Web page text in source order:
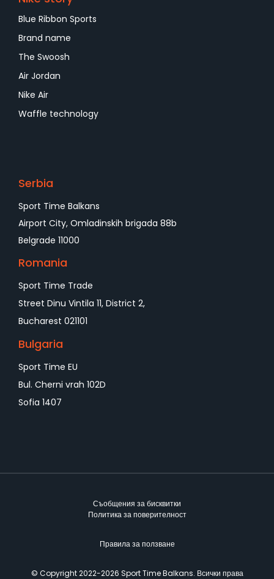
Blue Ribbon Sports
Brand name
The Swoosh
Air Jordan
Nike Air
Waffle technology
Serbia
Sport Time Balkans
Airport City, Omladinskih brigada 88b
Belgrade 11000
Romania
Sport Time Trade
Street Dinu Vintila 11, District 2,
Bucharest 021101
Bulgaria
Sport Time EU
Bul. Cherni vrah 102D
Sofia 1407
©️ Copyright 2022-2026 Sport Time Balkans. Всички права
Съобщения за бисквитки
Политика за поверителност
Правила за ползване